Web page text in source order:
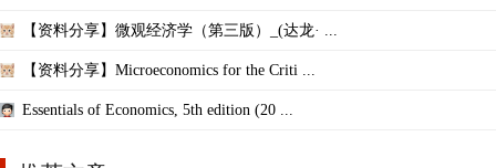
【资料分享】微观经济学（第三版）_(达龙· ...
【资料分享】Microeconomics for the Criti ...
Essentials of Economics, 5th edition (20 ...